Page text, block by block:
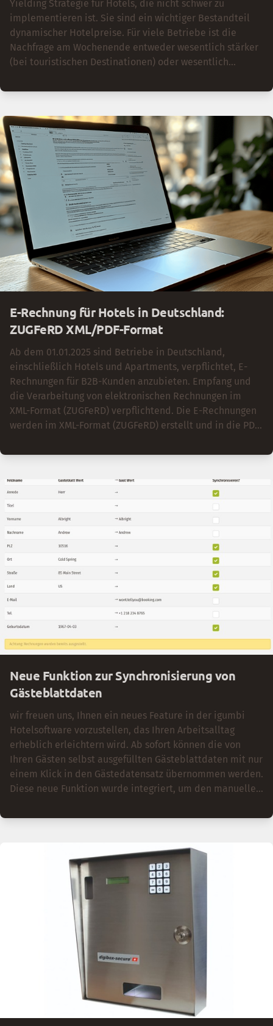
Yielding Strategie für Hotels, die nicht schwer zu
implementieren ist. Sie sind ein wichtiger Bestandteil
dynamischer Hotelpreise. Für viele Betriebe ist die
Nachfrage am Wochenende entweder wesentlich stärker
(bei touristischen Destinationen) oder wesentlich
Strategie mit dynamischen Hotelpreisen nutzt die
andere Raten angeboten als unter der Woche. Dabei
sollte man nicht zimperlich sein – Aufschläge von 20-30%
oder sogar 40% auf die Preise unter der Woche sind
durchaus üblich. Wussten Sie, dass Hotels mit einer
klugen Wochenendpreis-Strategie im Schnitt über 11 %
mehr Umsatz erzielen können?
E-Rechnung für Hotels in Deutschland:
ZUGFeRD XML/PDF-Format
Ab dem 01.01.2025 sind Betriebe in Deutschland,
einschließlich Hotels und Apartments, verpflichtet, E-
Rechnungen für B2B-Kunden anzubieten. Empfang und
die Verarbeitung von elektronischen Rechnungen im
XML-Format (ZUGFeRD) verpflichtend. Die E-Rechnungen
werden im XML-Format (ZUGFeRD) erstellt und in die PDF-
Datei zu überprüfen, kann der kostenlose QUBA-Viewer
Rechnung empfiehlt es sich, die Firmenrechnungfunktion
Firmendatensätze der Kunden zu pflegen und die
hinterlegen. Die zeitnahe Einführung der E-Rechnungen
kann auch ein Wettbewerbsvorteile für Ihr Hotel sein.
Neue Funktion zur Synchronisierung von
Gästeblattdaten
wir freuen uns, Ihnen ein neues Feature in der igumbi
Hotelsoftware vorzustellen, das Ihren Arbeitsalltag
erheblich erleichtern wird. Ab sofort können die von
Ihren Gästen selbst ausgefüllten Gästeblattdaten mit nur
einem Klick in den Gästedatensatz übernommen werden.
Diese neue Funktion wurde integriert, um den manuellen
zu verbessern, die über verschiedene Portale oft
Synchronisierungsvorgang die volle Kontrolle über die
Daten und können entscheiden, welche Felder jeweils
übernommen werden sollen.